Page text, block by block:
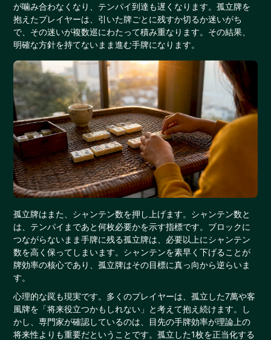
が噛み合わなくなり、テンパイ到達も遅くなります。孤立牌を
抱えたプレイヤーは、引いた牌ごとに残すか切るか迷いがち
で、その迷いが複数巡にわたって積み重なります。その結果、
明確な方針を持てないまま進む手牌になります。
孤立牌はまた、シャンテン数を押し上げます。シャンテン数と
は、テンパイまであと何枚必要かを示す指標です。ブロックに
つながらないまま手牌に残る孤立牌は、必要以上にシャンテン
数を高く保ってしまいます。シャンテンを素早く下げることが
牌効率の核心であり、孤立牌はその目標に真っ向から逆らいま
す。
心理的な罠も現実です。多くのプレイヤーは、孤立した7萬や客
風牌を「将来役立つかもしれない」と考えて抱え続けます。し
かし、専門家が確認しているのは、目先の手牌効率が理論上の
将来性よりも重要だということです。孤立した1枚を正当化する